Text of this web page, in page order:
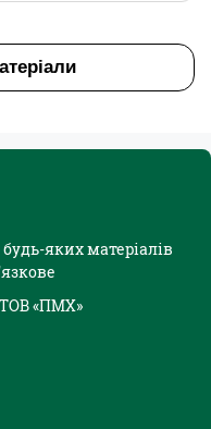
яких матеріалів
ТОВ «ПМХ»